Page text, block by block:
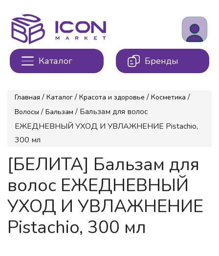
Каталог Бренды
Главная / Каталог / Красота и здоровье / Косметика /
Волосы / Бальзам / Бальзам для волос
ЕЖЕДНЕВНЫЙ УХОД И УВЛАЖНЕНИЕ Pistachio,
300 мл
[БЕЛИТА] Бальзам для
волос ЕЖЕДНЕВНЫЙ
УХОД И УВЛАЖНЕНИЕ
Pistachio, 300 мл